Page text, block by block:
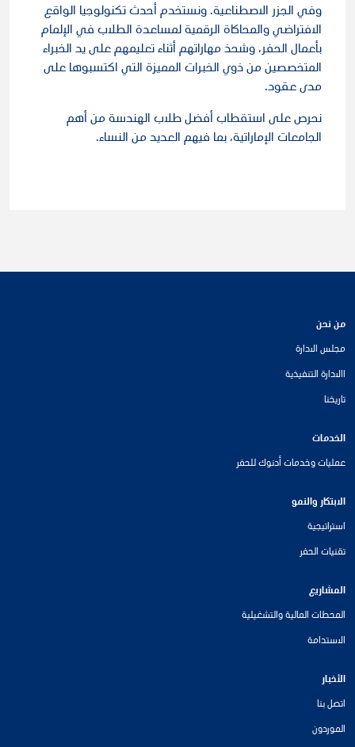
وفي الجزر الاصطناعية. ونستخدم أحدث تكنولوجيا الواقع
الافتراضي والمحاكاة الرقمية لمساعدة الطلاب في الإلمام
بأعمال الحفر، وشحذ مهاراتهم أثناء تعليمهم على يد الخبراء
المتخصصين من ذوي الخبرات المميزة التي اكتسبوها على
مدى عقود.
نحرص على استقطاب أفضل طلاب الهندسة من أهم
الجامعات الإماراتية، بما فيهم العديد من النساء.
من نحن
مجلس الادارة
االادارة التنفيذية
تاريخنا
الخدمات
عمليات وخدمات أدنوك للحفر
الابتكار والنمو
استراتيجية
تقنيات الحفر
المشاريع
المحطات المالية والتشغيلية
الاستدامة
الأخبار
اتصل بنا
الموردون